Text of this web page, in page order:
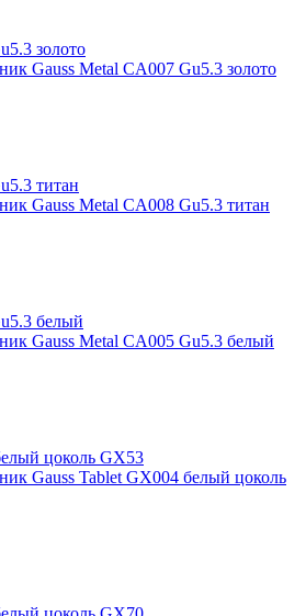
Gauss Metal CA007 Gu5.3 золото
Gauss Metal CA008 Gu5.3 титан
Gauss Metal CA005 Gu5.3 белый
Gauss Tablet GX004 белый цоколь